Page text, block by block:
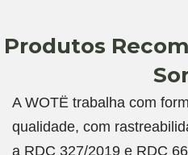
Produtos
A WOTË trabalha com
qualidade, com
a RDC 327/2019 e RDC